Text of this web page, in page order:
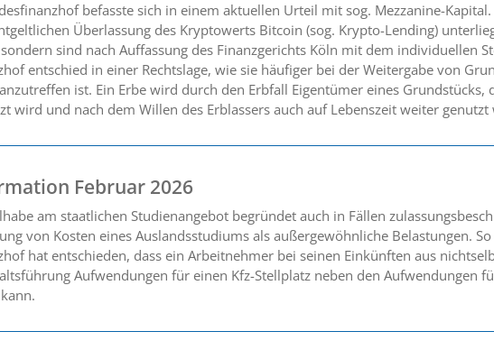
befasste sich in einem aktuellen Urteil mit sog. Mezzanine-Kapital.
Überlassung des Kryptowerts Bitcoin (sog. Krypto-Lending)
sind nach Auffassung des Finanzgerichts Köln mit dem individuellen
entschied in einer Rechtslage, wie sie häufiger bei der Weitergabe von
ist. Ein Erbe wird durch den Erbfall Eigentümer eines
wird und nach dem Willen des Erblassers auch auf Lebenszeit weiter genutzt
Februar 2026
am staatlichen Studienangebot begründet auch in Fällen
von Kosten eines Auslandsstudiums als außergewöhnliche Belastungen.
hat entschieden, dass ein Arbeitnehmer bei seinen Einkünften aus
Aufwendungen für einen Kfz-Stellplatz neben den Aufwendungen